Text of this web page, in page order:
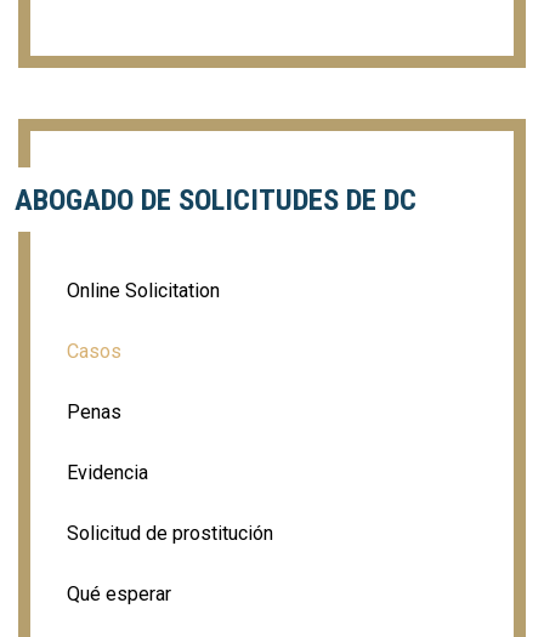
ABOGADO DE SOLICITUDES DE DC
Online Solicitation
Casos
Penas
Evidencia
Solicitud de prostitución
Qué esperar